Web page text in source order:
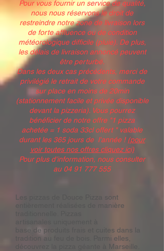
Pour vous fournir un service de qualité,
nous nous réservons le droit de
restreindre notre zone de livraison lors
de forte affluence ou de condition
météorologique difficile (pluie). De plus,
les délais de livraison annoncé peuvent
être perturbé.
Dans les deux cas précédents, merci de
privilégié le retrait de votre commande
sur place en moins de 20min
(stationnement facile et privée disponible
devant la pizzeria). Vous pourrez
bénéficier de notre offre "1 pizza
achetée = 1 soda 33cl offert " valable
durant les 365 jours de l'année ! (pour
voir toutes nos offres cliquez ici)
Pour plus d'information, nous consulter
au 04 91 777 555
Les pizzas de Douce Pizza sont
entièrement réalisées de manière
se de produits frais
et cuites dans la
tradition au feu de bois. Parmi elles,
découvrez la pizza géante à Marseille.